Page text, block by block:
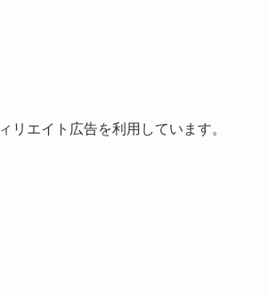
リエイト広告を利用しています。